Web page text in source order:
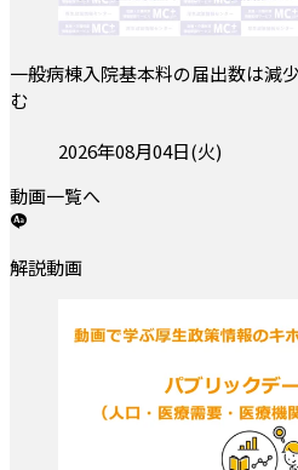
一般病棟入院基本料の届出数は
む
投稿日:2026年08月04日(火)
動画一覧へ
解説動画